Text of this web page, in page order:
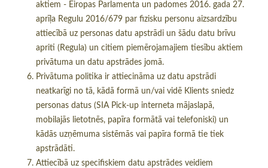
aktiem - Eiropas Parlamenta un padomes 2016. gada 27.
aprīļa Regulu 2016/679 par fizisku personu aizsardzību
attiecībā uz personas datu apstrādi un šādu datu brīvu
apriti (Regula) un citiem piemērojamajiem tiesību aktiem
privātuma un datu apstrādes jomā.
Privātuma politika ir attiecināma uz datu apstrādi
neatkarīgi no tā, kādā formā un/vai vidē Klients sniedz
personas datus (SIA Pick-up interneta mājaslapā,
mobilajās lietotnēs, papīra formātā vai telefoniski) un
kādās uzņēmuma sistēmās vai papīra formā tie tiek
apstrādāti.
Attiecībā uz specifiskiem datu apstrādes veidiem